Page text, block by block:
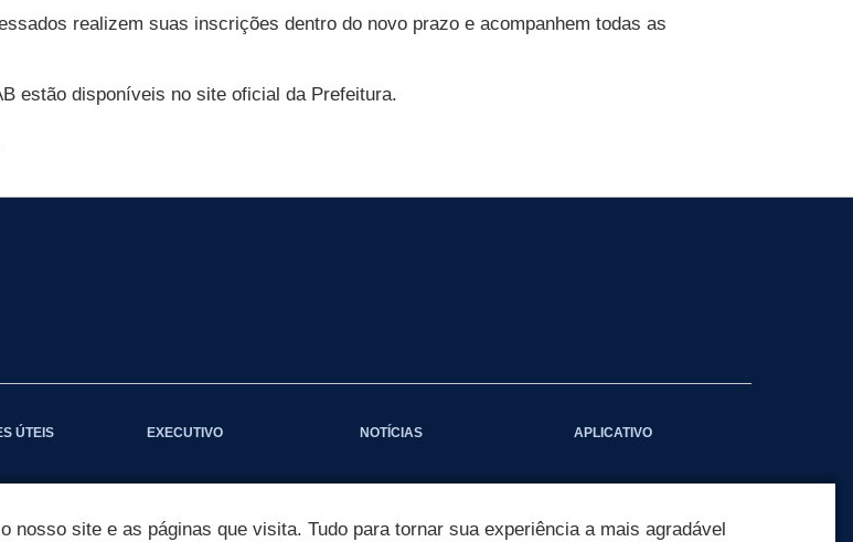
realizem suas inscrições dentro do novo prazo e acompanhem todas as
estão disponíveis no site oficial da Prefeitura.
ÚTEIS EXECUTIVO NOTÍCIAS APLICATIVO
site e as páginas que visita. Tudo para tornar sua experiência a mais agradável